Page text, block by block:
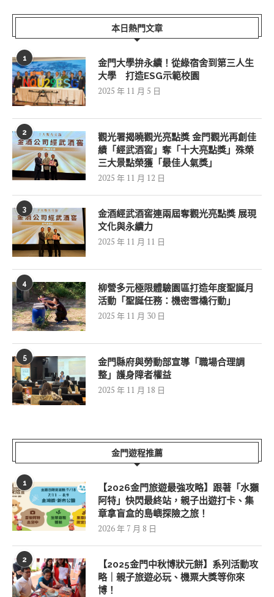
本日熱門文章
1
金門大學拚永續！從綠宿舍到第三人生
大學 打造ESG示範校園
2025 年 11 月 5 日
2
觀光署揭曉觀光亮點獎 金門觀光再創佳
績「經武酒窖」奪「十大亮點獎」殊榮
三大景點榮獲「最佳人氣獎」
2025 年 11 月 12 日
3
金酒經武酒窖連兩屆奪觀光亮點獎 展現
文化與永續力
2025 年 11 月 11 日
4
柳營多元極限體驗園區打造年度聖誕月
活動「聖誕任務：機密雪橇行動」
2025 年 11 月 30 日
5
金門縣府與勞動部宣導「職場合理調
整」護身障者權益
2025 年 11 月 18 日
金門遊程推薦
1
【2026金門旅遊最強攻略】跟著「水獺
阿特」快閃最終站，親子出遊打卡、集
章拿盲盒的島嶼探險之旅！
2026 年 7 月 8 日
2
【2025金門中秋博狀元餅】系列活動攻
略｜親子旅遊必玩、機票大獎等你來
博！